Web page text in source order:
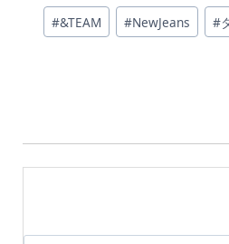
投
稿
#&TEAM #NewJeans #